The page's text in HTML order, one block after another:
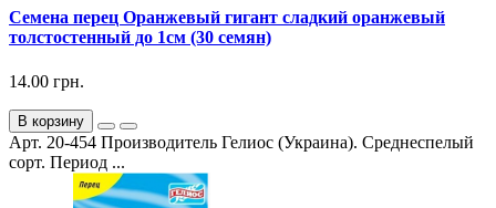
Семена перец Оранжевый гигант сладкий оранжевый
толстостенный до 1см (30 семян)
14.00 грн.
В корзину
Арт. 20-454 Производитель Гелиос (Украина). Среднеспелый
сорт. Период ...